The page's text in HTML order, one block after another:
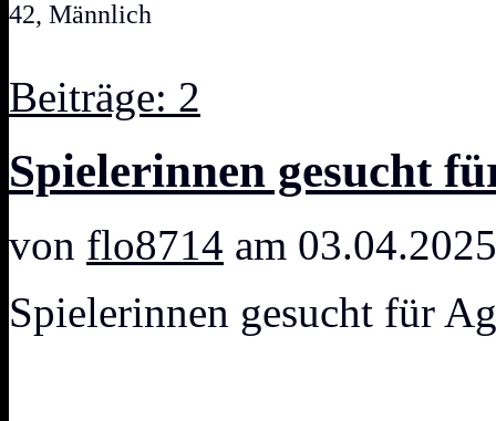
42, Männlich
Beiträge: 2
Spielerinnen gesucht
von flo8714 am
Spielerinnen gesucht für